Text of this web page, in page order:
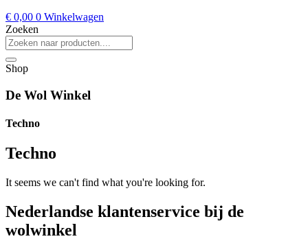
€ 0,00 0 Winkelwagen
Zoeken
Shop
De Wol Winkel
Techno
Techno
It seems we can't find what you're looking for.
Nederlandse klantenservice bij de
wolwinkel